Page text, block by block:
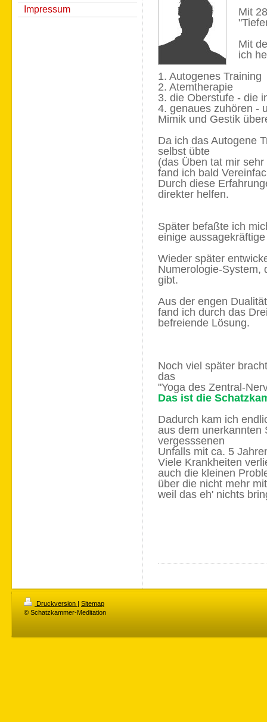
Impressum
Mit
Mit
ich
1. Autogenes Training
2. Atemtherapie
3. die Oberstufe - die
4. genaues zuhören -
Mimik und Gestik
Da ich das Autogene
selbst übte
(das Üben tat mir sehr
fand ich bald
Durch diese
direkter helfen.
Später befaßte ich
einige
Wieder später
Numerologie-System,
gibt.
Aus der engen
fand ich durch das
befreiende Lösung.
Noch viel später
das
"Yoga des Zentral-
Das ist die
Dadurch kam ich
aus dem unerkannten
vergesssenen
Unfalls mit ca. 5
Viele Krankheiten
auch die kleinen
über die nicht mehr
weil das eh' nichts
Druckversion | Sitemap
© Schatzkammer-Meditation